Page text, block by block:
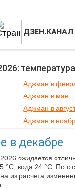
ДЗЕН.КАНАЛ
Аджман в
Аджман в мае
Аджман в
Аджман в
в декабре
ожидается
°C, вода 24 °C. По
из расчета